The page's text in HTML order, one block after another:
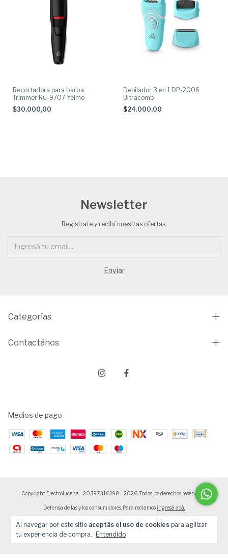
Al navegar por este sitio aceptás el uso de cookies para agilizar
tu experiencia de compra.
Entendido
Recortadora para barba
Trimmer RC-9707 Yelmo
$30.000,00
Depilador 3 en 1 DP-2006
Ultracomb
$24.000,00
Newsletter
Registrate y recibí nuestras ofertas.
Categorías
Contactános
Medios de pago
Copyright Electrolucena - 20397316298 - 2026. Todos los derechos reservados.
Defensa de las y los consumidores. Para reclamos ingresá acá.